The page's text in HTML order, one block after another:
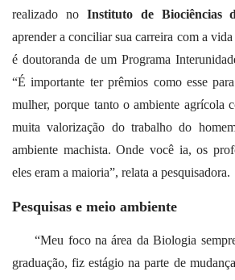
realizado no Instituto de Biociências
aprender a conciliar sua carreira com a
é doutoranda de um Programa
“É importante ter prêmios como esse
mulher, porque tanto o ambiente agrícola
muita valorização do trabalho do
ambiente machista. Onde você ia, os
eles eram a maioria”, relata a pesquisadora.
Pesquisas e meio ambiente
“Meu foco na área da Biologia
graduação, fiz estágio na parte de